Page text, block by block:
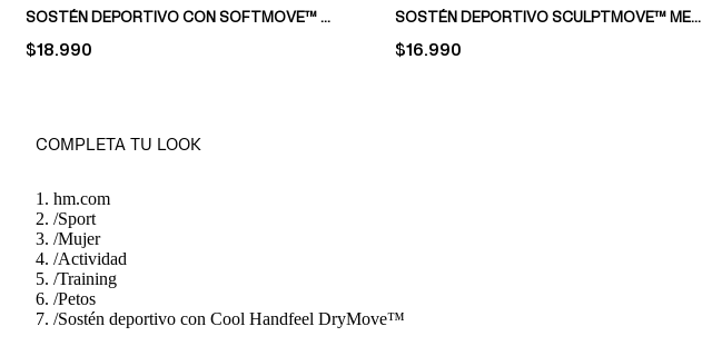
SOSTÉN DEPORTIVO CON SOFTMOVE™ MEDIUM SUPPORT
PRICE:
$18.990
SOSTÉN DEPORTIVO SCULPTMOVE™ MEDIUM SUPPORT
PRICE:
$16.990
COMPLETA TU LOOK
hm.com
/Sport
/Mujer
/Actividad
/Training
/Petos
/Sostén deportivo con Cool Handfeel DryMove™